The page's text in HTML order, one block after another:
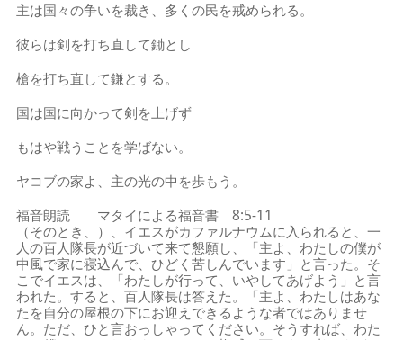
主は国々の争いを裁き、多くの民を戒められる。
彼らは剣を打ち直して鋤とし
槍を打ち直して鎌とする。
国は国に向かって剣を上げず
もはや戦うことを学ばない。
ヤコブの家よ、主の光の中を歩もう。
福音朗読 マタイによる福音書 8:5-11
（そのとき、）、イエスがカファルナウムに入られると、一
人の百人隊長が近づいて来て懇願し、「主よ、わたしの僕が
中風で家に寝込んで、ひどく苦しんでいます」と言った。そ
こでイエスは、「わたしが行って、いやしてあげよう」と言
われた。すると、百人隊長は答えた。「主よ、わたしはあな
たを自分の屋根の下にお迎えできるような者ではありませ
ん。ただ、ひと言おっしゃってください。そうすれば、わた